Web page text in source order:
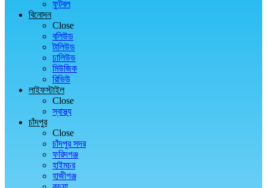
ফুটবল
বিনোদন
Close
বলিউড
টালিউড
ঢালিউড
মিউজিক
রিভিউ
লাইফস্টাইল
Close
স্বাস্থ্য
চাঁদপুর
Close
চাঁদপুর সদর
ফরিদগঞ্জ
হাইমচর
হাজীগঞ্জ